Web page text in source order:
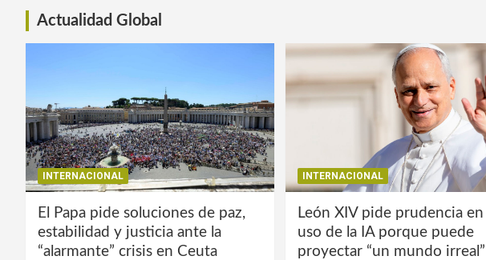
Actualidad Global
INTERNACIONAL
El Papa pide soluciones de paz,
estabilidad y justicia ante la
“alarmante” crisis en Ceuta
INTERNACIONAL
León XIV pide prudencia en
uso de la IA porque puede
proyectar “un mundo irreal”